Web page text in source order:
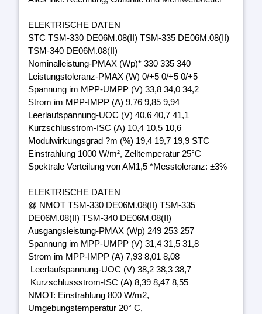
ELEKTRISCHE DATEN
STC TSM-330 DE06M.08(II) TSM-335 DE06M.08(II)
TSM-340 DE06M.08(II)
Nominalleistung-PMAX (Wp)* 330 335 340
Leistungstoleranz-PMAX (W) 0/+5 0/+5 0/+5
Spannung im MPP-UMPP (V) 33,8 34,0 34,2
Strom im MPP-IMPP (A) 9,76 9,85 9,94
Leerlaufspannung-UOC (V) 40,6 40,7 41,1
Kurzschlusstrom-ISC (A) 10,4 10,5 10,6
Modulwirkungsgrad ?m (%) 19,4 19,7 19,9 STC
Einstrahlung 1000 W/m², Zelltemperatur 25°C
Spektrale Verteilung von AM1,5 *Messtoleranz: ±3%
ELEKTRISCHE DATEN
@ NMOT TSM-330 DE06M.08(II) TSM-335
DE06M.08(II) TSM-340 DE06M.08(II)
Ausgangsleistung-PMAX (Wp) 249 253 257
Spannung im MPP-UMPP (V) 31,4 31,5 31,8
Strom im MPP-IMPP (A) 7,93 8,01 8,08
Leerlaufspannung-UOC (V) 38,2 38,3 38,7
Kurzschlussstrom-ISC (A) 8,39 8,47 8,55
NMOT: Einstrahlung 800 W/m2,
Umgebungstemperatur 20° C,